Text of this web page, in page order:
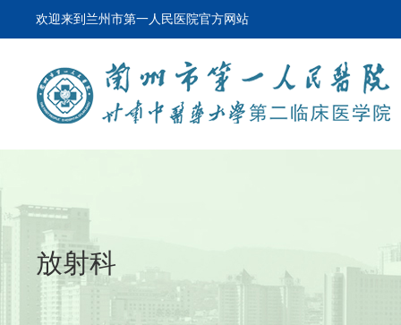
欢迎来到兰州市第一人民医院官方网站
放射科